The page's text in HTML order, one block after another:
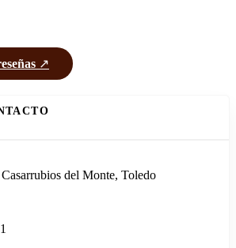
↗
del Monte, Toledo